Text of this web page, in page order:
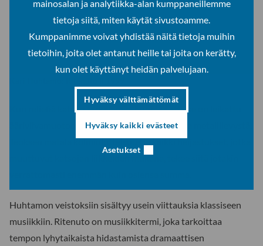
mainosalan ja analytiikka-alan kumppaneillemme
tietoja siitä, miten käytät sivustoamme.
Kumppanimme voivat yhdistää näitä tietoja muihin
tietoihin, joita olet antanut heille tai joita on kerätty,
kun olet käyttänyt heidän palvelujaan.
Hyväksy välttämättömät
Hyväksy kaikki evästeet
Asetukset
Kun reliefiä katsoo tarkemmin, huomaa että se on leikattu
ääriviivamuotoon ja taiteltu yhdestä ainoasta metallilevystä.
Teoksen matala kolmiulotteisuus ja kaikki heijastukset, jotka
muuttuvat katsojan liikkeiden mukana, tekee siitä jotakin
Huhtamon veistoksiin sisältyy usein viittauksia klassiseen
musiikkiin. Ritenuto on musiikkitermi, joka tarkoittaa
tempon lyhytaikaista hidastamista dramaattisen